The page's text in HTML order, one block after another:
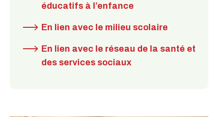
éducatifs à l’enfance
En lien avec le milieu scolaire
En lien avec le réseau de la santé et
des services sociaux